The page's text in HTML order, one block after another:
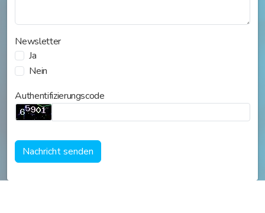
Newsletter
Ja
Nein
Authentifizierungscode
Nachricht senden